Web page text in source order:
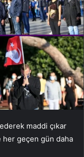
maddi çıkar
geçen gün daha